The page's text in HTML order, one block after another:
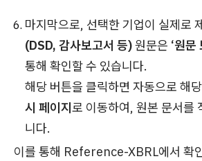
마지막으로, 선택한 기업이 실제로
(DSD, 감사보고서 등)원문은 ‘원문
통해 확인할 수 있습니다.
해당 버튼을 클릭하면 자동으로 해
시 페이지로 이동하여, 원본 문서를
니다.
이를 통해 Reference-XBRL에서 확